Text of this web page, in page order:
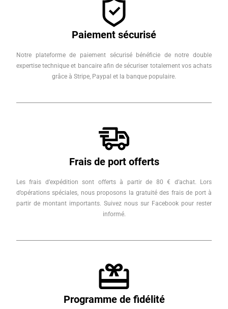
Paiement sécurisé
Notre plateforme de paiement sécurisé bénéficie de notre double
expertise technique et bancaire afin de sécuriser totalement vos achats
grâce à Stripe, Paypal et la banque populaire.
Frais de port offerts
Les frais d’expédition sont offerts à partir de 80 € d’achat. Lors
d’opérations spéciales, nous proposons la gratuité des frais de port à
partir de montant importants. Suivez nous sur Facebook pour rester
informé.
Programme de fidélité